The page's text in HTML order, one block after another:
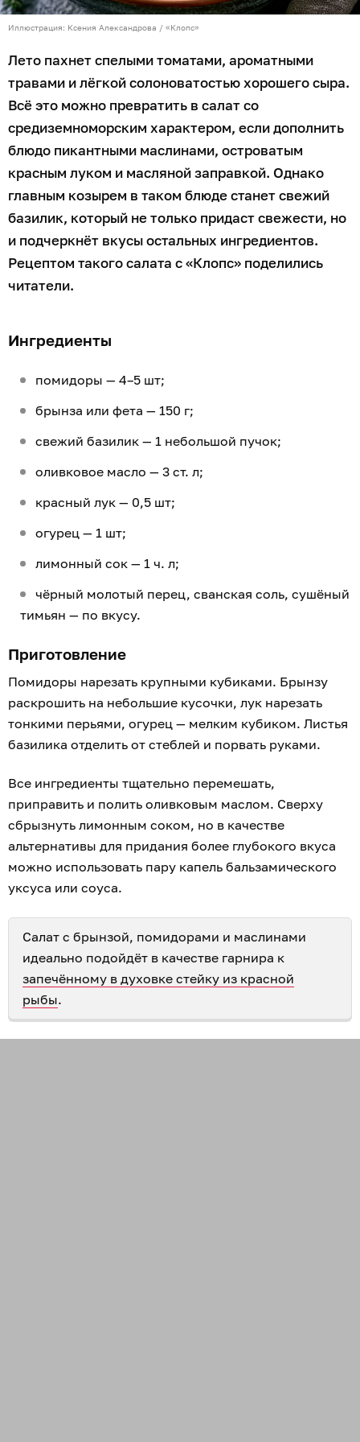
Иллюстрация: Ксения Александрова / «Клопс»
Лето пахнет спелыми томатами, ароматными
травами и лёгкой солоноватостью хорошего сыра.
Всё это можно превратить в салат со
средиземноморским характером, если дополнить
блюдо пикантными маслинами, островатым
красным луком и масляной заправкой. Однако
главным козырем в таком блюде станет свежий
базилик, который не только придаст свежести, но
и подчеркнёт вкусы остальных ингредиентов.
Рецептом такого салата с «Клопс» поделились
читатели.
Ингредиенты
помидоры — 4–5 шт;
брынза или фета — 150 г;
свежий базилик — 1 небольшой пучок;
оливковое масло — 3 ст. л;
красный лук — 0,5 шт;
огурец — 1 шт;
лимонный сок — 1 ч. л;
чёрный молотый перец, сванская соль, сушёный
тимьян — по вкусу.
Приготовление
Помидоры нарезать крупными кубиками. Брынзу
раскрошить на небольшие кусочки, лук нарезать
тонкими перьями, огурец — мелким кубиком. Листья
базилика отделить от стеблей и порвать руками.
Все ингредиенты тщательно перемешать,
приправить и полить оливковым маслом. Сверху
сбрызнуть лимонным соком, но в качестве
альтернативы для придания более глубокого вкуса
можно использовать пару капель бальзамического
уксуса или соуса.
Салат с брынзой, помидорами и маслинами
идеально подойдёт в качестве гарнира к
запечённому в духовке стейку из красной
рыбы.